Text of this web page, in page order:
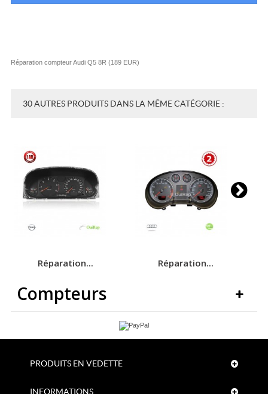
Réparation compteur Audi Q5 8R (189 EUR)
30 AUTRES PRODUITS DANS LA MÊME CATÉGORIE :
Réparation... Réparation...
Compteurs
PRODUITS EN VEDETTE
INFORMATIONS